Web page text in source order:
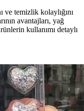
ve temizlik kolaylığını
avantajları, yağ
kullanımı detaylı